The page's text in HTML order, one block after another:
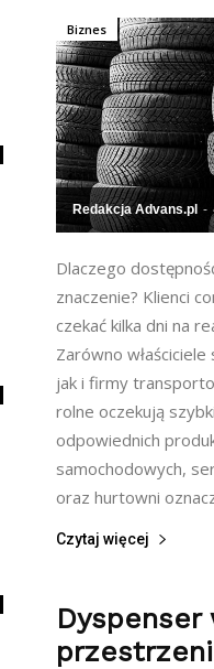
Redakcja Advans.pl -
Biznes
Dlaczego
znaczenie? Klienci
czekać kilka dni na
Zarówno
jak i firmy
rolne oczekują
odpowiednich
samochodowych,
oraz hurtowni
Czytaj więcej
Dyspenser